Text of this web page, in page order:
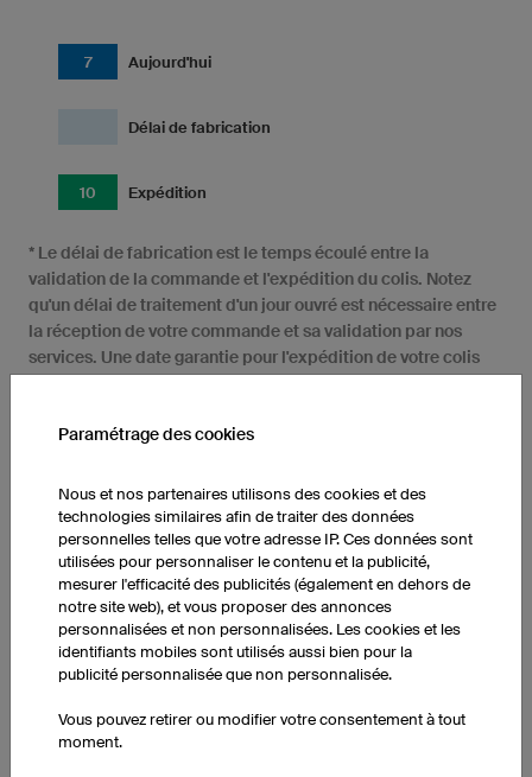
7 Aujourd'hui
Délai de fabrication
10 Expédition
* Le délai de fabrication est le temps écoulé entre la
validation de la commande et l'expédition du colis. Notez
qu'un délai de traitement d'un jour ouvré est nécessaire entre
la réception de votre commande et sa validation par nos
services. Une date garantie pour l'expédition de votre colis
factures aient été réglées.
Fabrication express
Un service de
Paramétrage des cookies
Nous et nos partenaires utilisons des cookies et des
technologies similaires afin de traiter des données
personnelles telles que votre adresse IP. Ces données sont
utilisées pour personnaliser le contenu et la publicité,
mesurer l'efficacité des publicités (également en dehors de
notre site web), et vous proposer des annonces
personnalisées et non personnalisées. Les cookies et les
identifiants mobiles sont utilisés aussi bien pour la
publicité personnalisée que non personnalisée.
Vous pouvez retirer ou modifier votre consentement à tout
moment.